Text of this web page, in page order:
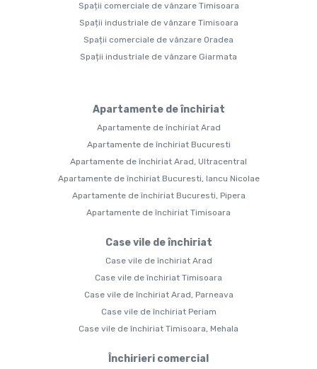
Spații comerciale de vânzare Timisoara
Spații industriale de vânzare Timisoara
Spații comerciale de vânzare Oradea
Spații industriale de vânzare Giarmata
Apartamente de închiriat
Apartamente de închiriat Arad
Apartamente de închiriat Bucuresti
Apartamente de închiriat Arad, Ultracentral
Apartamente de închiriat Bucuresti, Iancu Nicolae
Apartamente de închiriat Bucuresti, Pipera
Apartamente de închiriat Timisoara
Case vile de închiriat
Case vile de închiriat Arad
Case vile de închiriat Timisoara
Case vile de închiriat Arad, Parneava
Case vile de închiriat Periam
Case vile de închiriat Timisoara, Mehala
Închirieri comercial